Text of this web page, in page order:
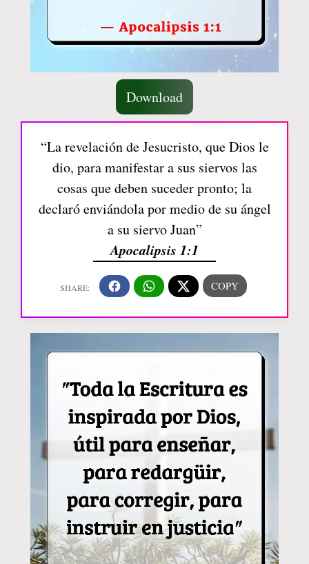
Download
“La revelación de Jesucristo, que Dios le
dio, para manifestar a sus siervos las
cosas que deben suceder pronto; la
declaró enviándola por medio de su ángel
a su siervo Juan”
Apocalipsis 1:1